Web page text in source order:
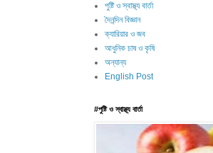
পুষ্টি ও স্বাস্থ্য বার্তা
দৈনন্দিন বিজ্ঞান
ক্যারিয়ার ও জব
আধুনিক চাষ ও কৃষি
অন্যান্য
English Post
#পুষ্টি ও স্বাস্থ্য বার্তা